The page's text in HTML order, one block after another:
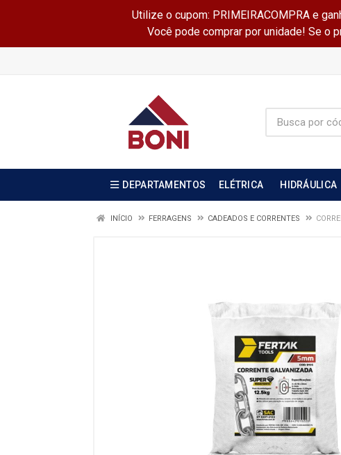
Utilize o cupom: PRIMEIRACOMPRA e
Você pode comprar por unidade! Se o
DEPARTAMENTOS ELÉTRICA HIDRÁULICA
INÍCIO FERRAGENS CADEADOS E CORRENTES